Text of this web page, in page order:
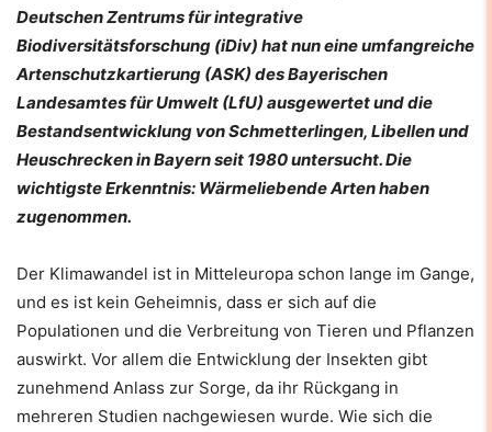
Deutschen Zentrums für integrative
Biodiversitätsforschung (iDiv) hat nun eine umfangreiche
Artenschutzkartierung (ASK) des Bayerischen
Landesamtes für Umwelt (LfU) ausgewertet und die
Bestandsentwicklung von Schmetterlingen, Libellen und
Heuschrecken in Bayern seit 1980 untersucht. Die
wichtigste Erkenntnis: Wärmeliebende Arten haben
zugenommen.
Der Klimawandel ist in Mitteleuropa schon lange im Gange,
und es ist kein Geheimnis, dass er sich auf die
Populationen und die Verbreitung von Tieren und Pflanzen
auswirkt. Vor allem die Entwicklung der Insekten gibt
zunehmend Anlass zur Sorge, da ihr Rückgang in
mehreren Studien nachgewiesen wurde. Wie sich die